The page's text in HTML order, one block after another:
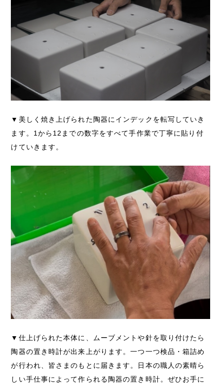
▼美しく焼き上げられた陶器にインデックを転写していき
ます。1から12までの数字をすべて手作業で丁寧に貼り付
けていきます。
▼仕上げられた本体に、ムーブメントや針を取り付けたら
陶器の置き時計が出来上がります。一つ一つ検品・箱詰め
が行われ、皆さまのもとに届きます。日本の職人の素晴ら
しい手仕事によって作られる陶器の置き時計。ぜひお手に